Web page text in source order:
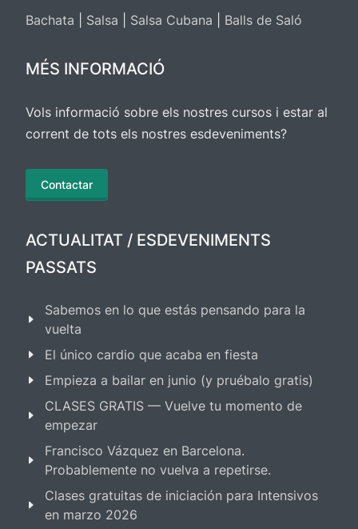
Bachata Salsa Salsa Cubana Balls de Saló
MÉS INFORMACIÓ
Vols informació sobre els nostres cursos i estar al
corrent de tots els nostres esdeveniments?
Contactar
ACTUALITAT / ESDEVENIMENTS
PASSATS
Sabemos en lo que estás pensando para la
vuelta
El único cardio que acaba en fiesta
Empieza a bailar en junio (y pruébalo gratis)
CLASES GRATIS — Vuelve tu momento de
empezar
Francisco Vázquez en Barcelona.
Probablemente no vuelva a repetirse.
Clases gratuitas de iniciación para Intensivos
en marzo 2026